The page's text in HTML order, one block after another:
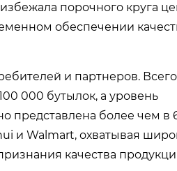
порочного круга
обеспечении
и партнеров. Всего
000 бутылок, а уровень
представлена ​​более чем в
и Walmart, охватывая
качества